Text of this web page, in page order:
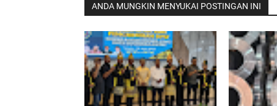
ANDA MUNGKIN MENYUKAI POSTINGAN INI